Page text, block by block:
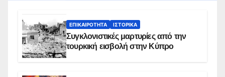
ΕΠΙΚΑΙΡΌΤΗΤΑ ΙΣΤΟΡΙΚΆ
Συγκλονιστικές μαρτυρίες από την
τουρκική εισβολή στην Κύπρο